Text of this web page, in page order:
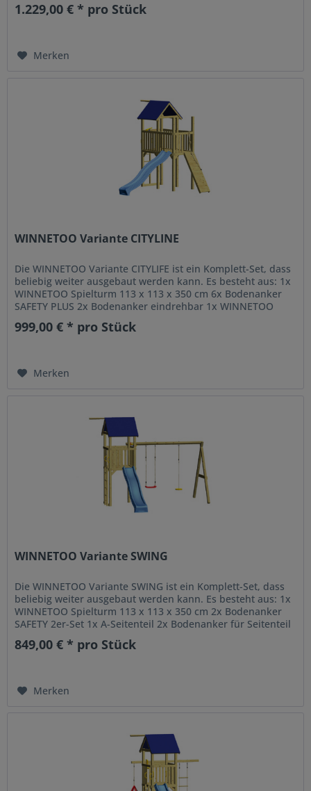
1.229,00 € * pro Stück
Merken
WINNETOO Variante CITYLINE
Die WINNETOO Variante CITYLIFE ist ein Komplett-Set, dass
beliebig weiter ausgebaut werden kann. Es besteht aus: 1x
WINNETOO Spielturm 113 x 113 x 350 cm 6x Bodenanker
SAFETY PLUS 2x Bodenanker eindrehbar 1x WINNETOO
Anbau 102 x 113 x...
999,00 € * pro Stück
Merken
WINNETOO Variante SWING
Die WINNETOO Variante SWING ist ein Komplett-Set, dass
beliebig weiter ausgebaut werden kann. Es besteht aus: 1x
WINNETOO Spielturm 113 x 113 x 350 cm 2x Bodenanker
SAFETY 2er-Set 1x A-Seitenteil 2x Bodenanker für Seitenteil
849,00 € * pro Stück
Merken